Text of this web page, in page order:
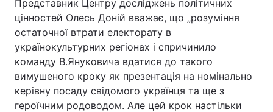
Тема оформлення
Представник Центру досліджень політичних
цінностей Олесь Доній вважає, що „розуміння
остаточної втрати електорату в
українокультурних регіонах і спричинило
команду В.Януковича вдатися до такого
вимушеного кроку як презентація на номінально
керівну посаду свідомого українця та ще з
героїчним родоводом. Але цей крок настільки